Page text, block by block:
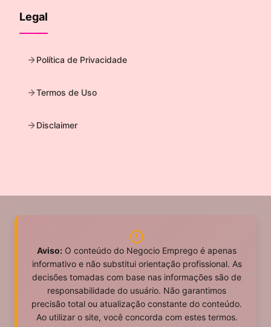
Legal
Política de Privacidade
Termos de Uso
Disclaimer
Aviso: O conteúdo do Negocio Emprego é apenas
informativo e não substitui orientação profissional. As
decisões tomadas com base nas informações são de
responsabilidade do usuário. Não garantimos
precisão total ou atualização constante do conteúdo.
Ao utilizar o site, você concorda com estes termos.